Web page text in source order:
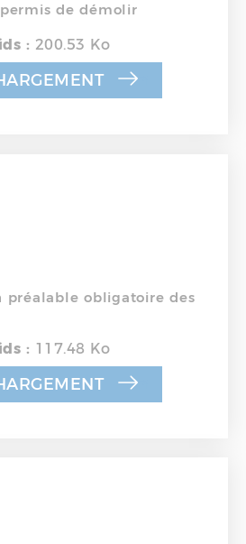
de démolir
: 200.53 Ko
préalable obligatoire des
: 117.48 Ko